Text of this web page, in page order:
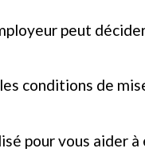
peut
conditions de
pour vous aider